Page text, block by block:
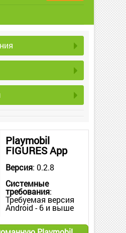
Playmobil
FIGURES App
Версия: 0.2.8
Системные
требования:
Требуемая версия
Android - 6 и выше